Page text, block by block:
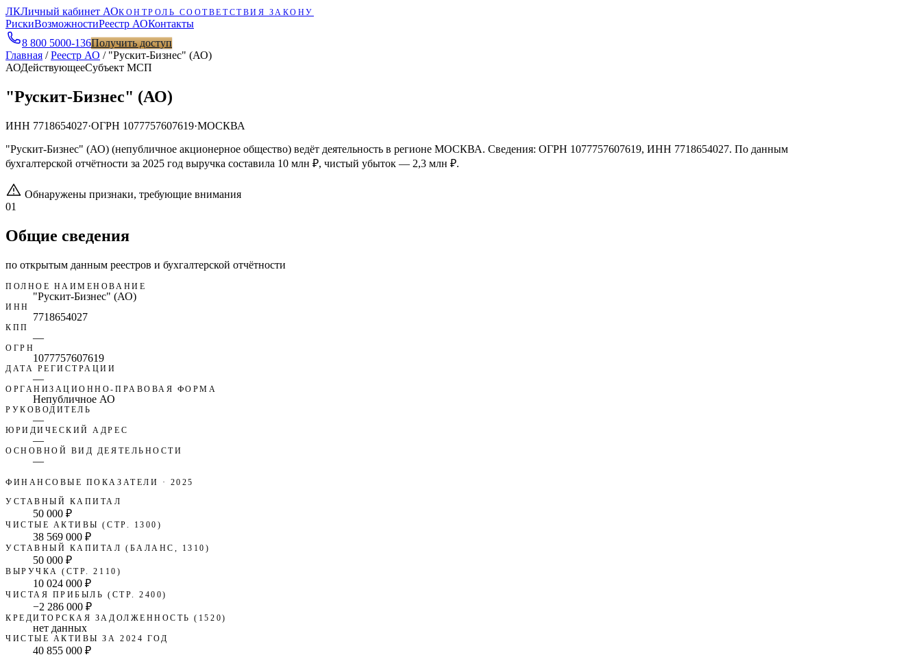
ЛКЛичный кабинет АОКОНТРОЛЬ СООТВЕТСТВИЯ ЗАКОНУ
РискиВозможностиРеестр АОКонтакты
8 800 5000-136Получить доступ
Главная /Реестр АО / "Рускит-Бизнес" (АО)
АОДействующееСубъект МСП
"Рускит-Бизнес" (АО)
ИНН 7718654027·ОГРН 1077757607619·МОСКВА
"Рускит-Бизнес" (АО) (непубличное акционерное общество) ведёт деятельность в регионе МОСКВА. Сведения: ОГРН 1077757607619, ИНН 7718654027. По данным
бухгалтерской отчётности за 2025 год выручка составила 10 млн ₽, чистый убыток — 2,3 млн ₽.
Обнаружены признаки, требующие внимания
01
Общие сведения
по открытым данным реестров и бухгалтерской отчётности
ПОЛНОЕ НАИМЕНОВАНИЕ
"Рускит-Бизнес" (АО)
ИНН
7718654027
КПП
—
ОГРН
1077757607619
ДАТА РЕГИСТРАЦИИ
—
ОРГАНИЗАЦИОННО-ПРАВОВАЯ ФОРМА
Непубличное АО
РУКОВОДИТЕЛЬ
—
ЮРИДИЧЕСКИЙ АДРЕС
—
ОСНОВНОЙ ВИД ДЕЯТЕЛЬНОСТИ
—
ФИНАНСОВЫЕ ПОКАЗАТЕЛИ · 2025
УСТАВНЫЙ КАПИТАЛ
50 000 ₽
ЧИСТЫЕ АКТИВЫ (СТР. 1300)
38 569 000 ₽
УСТАВНЫЙ КАПИТАЛ (БАЛАНС, 1310)
50 000 ₽
ВЫРУЧКА (СТР. 2110)
10 024 000 ₽
ЧИСТАЯ ПРИБЫЛЬ (СТР. 2400)
−2 286 000 ₽
КРЕДИТОРСКАЯ ЗАДОЛЖЕННОСТЬ (1520)
нет данных
ЧИСТЫЕ АКТИВЫ ЗА 2024 ГОД
40 855 000 ₽